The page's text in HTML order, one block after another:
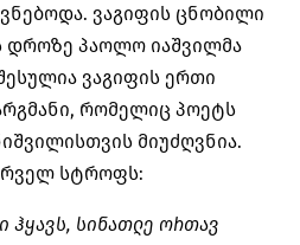
ვაგიფის ცნობილი
დროზე პაოლო იაშვილმა
ვაგიფის ერთი
რომელიც პოეტს
მიუძღვნია.
სტროფს:
ჰყავს, სინათლე ორთავ